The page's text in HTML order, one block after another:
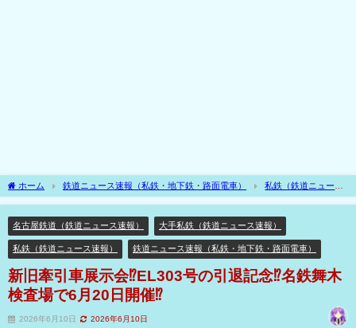
ホーム 鉄道ニュース速報（私鉄・地下鉄・路面電車）
私鉄（鉄道ニュース
速報）
大手私鉄（鉄道ニュース速報）
名古屋鉄道（鉄道ニュース速報）
名古屋鉄道（鉄道ニュース速報）
大手私鉄（鉄道ニュース速報）
私鉄（鉄道ニュース速報） 鉄道ニュース速報（私鉄・地下鉄・路面電車）
新旧牽引車展示会⁉EL303号の引退記念⁉名鉄舞木
検査場で6月20日開催⁉
2026年6月10日 2026年6月10日